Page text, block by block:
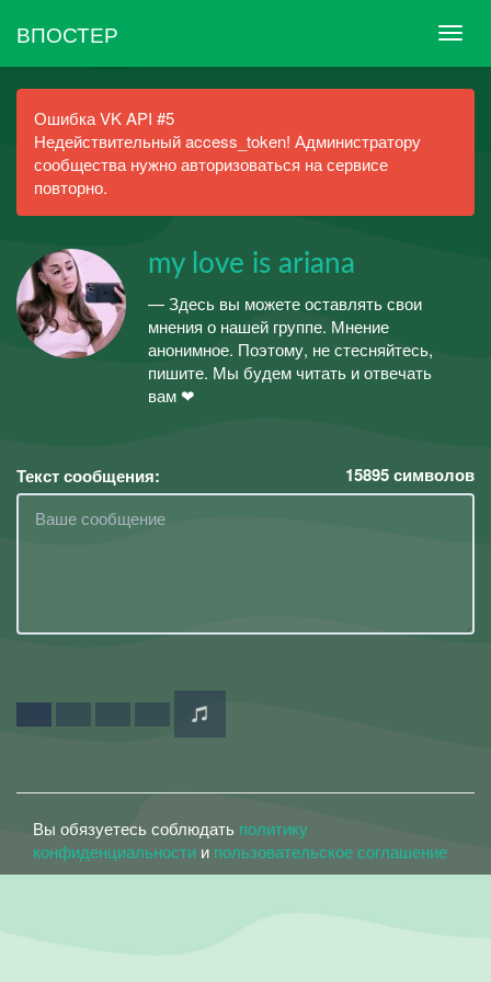
ВПОСТЕР
Ошибка VK API #5
Недействительный access_token! Администратору
сообщества нужно авторизоваться на сервисе
повторно.
my love is ariana
— Здесь вы можете оставлять свои
мнения о нашей группе. Мнение
анонимное. Поэтому, не стесняйтесь,
пишите. Мы будем читать и отвечать
вам ❤
Текст сообщения: 15895символов
Вы обязуетесь соблюдать политику
конфиденциальности и пользовательское соглашение